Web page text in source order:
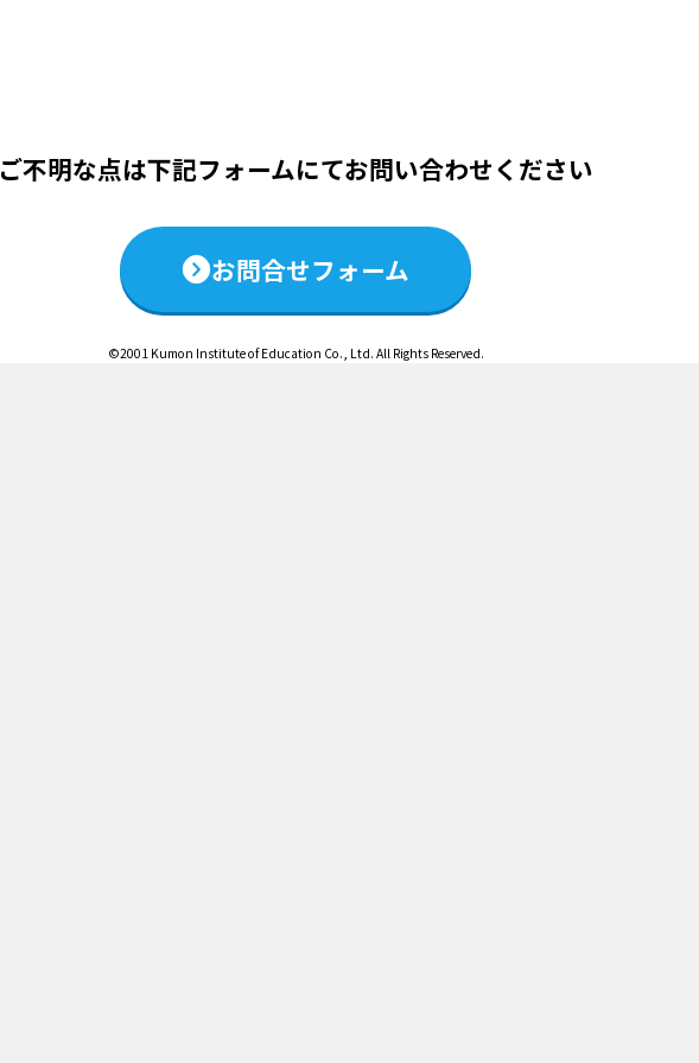
ご不明な点は下記フォームにてお問い合わせください
お問合せフォーム
©2001 Kumon Institute of Education Co., Ltd. All Rights Reserved.